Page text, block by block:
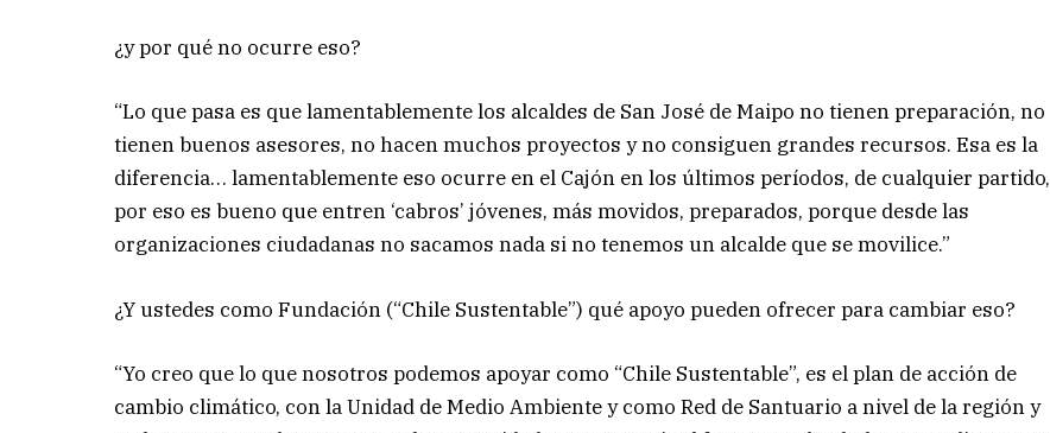
¿y por qué no ocurre eso?
“Lo que pasa es que lamentablemente los alcaldes de San José de Maipo no tienen preparación, no
tienen buenos asesores, no hacen muchos proyectos y no consiguen grandes recursos. Esa es la
diferencia… lamentablemente eso ocurre en el Cajón en los últimos períodos, de cualquier partido,
por eso es bueno que entren ‘cabros’ jóvenes, más movidos, preparados, porque desde las
organizaciones ciudadanas no sacamos nada si no tenemos un alcalde que se movilice.”
¿Y ustedes como Fundación (“Chile Sustentable”) qué apoyo pueden ofrecer para cambiar eso?
“Yo creo que lo que nosotros podemos apoyar como “Chile Sustentable”, es el plan de acción de
cambio climático, con la Unidad de Medio Ambiente y como Red de Santuario a nivel de la región y